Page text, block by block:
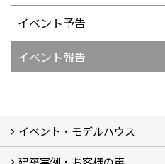
イベント予告
イベント報告
イベント・モデルハウス
イベント
モデルハウス見学